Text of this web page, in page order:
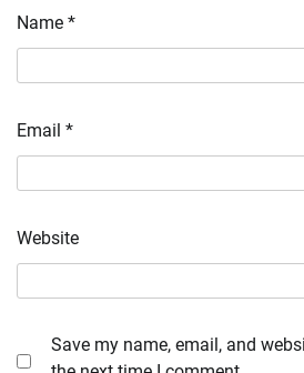
Name *
Email *
Website
Save my name, email, and